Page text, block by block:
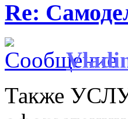
Re:
Также